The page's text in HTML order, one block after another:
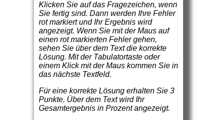
Klicken Sie auf das Fragezeichen, wenn
Sie fertig sind. Dann werden Ihre Fehler
rot markiert und Ihr Ergebnis wird
angezeigt. Wenn Sie mit der Maus auf
einen rot markierten Fehler gehen,
sehen Sie über dem Text die korrekte
Lösung. Mit der Tabulatortaste oder
einem Klick mit der Maus kommen Sie in
das nächste Textfeld.
Für eine korrekte Lösung erhalten Sie 3
Punkte. Über dem Text wird Ihr
Gesamtergebnis in Prozent angezeigt.